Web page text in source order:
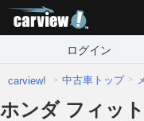
ログイン
carview! 中古車トップ
ホンダ フィッ